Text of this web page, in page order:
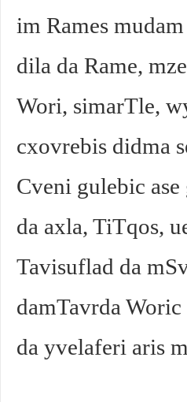
im Rames
dila da Rame,
Wori, simarTle,
cxovrebis didma
Cveni gulebic ase
da axla, TiTqos,
Tavisuflad da
damTavrda
da yvelaferi aris